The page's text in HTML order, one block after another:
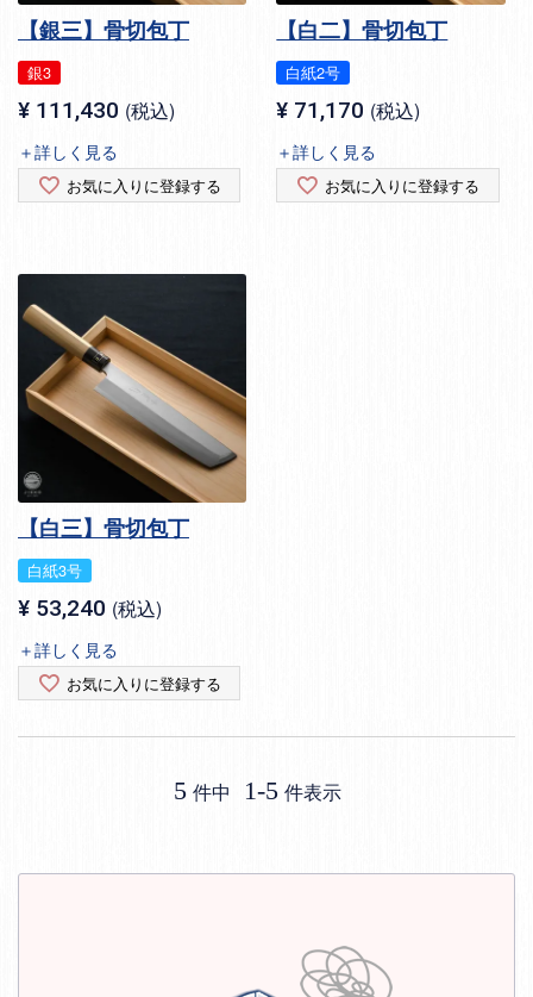
【銀三】骨切包丁
銀3
¥ 111,430 税込
＋詳しく見る
お気に入りに登録する
【白二】骨切包丁
白紙2号
¥ 71,170 税込
＋詳しく見る
お気に入りに登録する
【白三】骨切包丁
白紙3号
¥ 53,240 税込
＋詳しく見る
お気に入りに登録する
5 件中 1-5 件表示